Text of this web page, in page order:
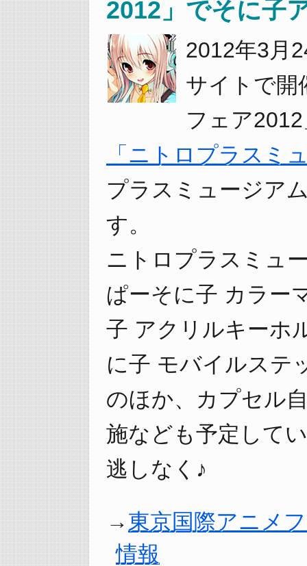
2012」でそに子
2012年3月
サイトで開
フェア
「ニトロプラスミ
プラスミュージア
す。
ニトロプラスミュ
ぱーそに子 カラー
子 アクリルキーホ
に子 モバイルステ
のほか、カプセル
施なども予定して
逃しなく♪
東京国際アニメ
情報